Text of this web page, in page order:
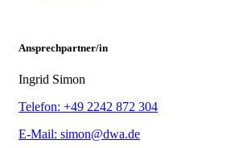
Ansprechpartner/in
Ingrid Simon
Telefon: +49 2242 872 304
E-Mail: simon@dwa.de